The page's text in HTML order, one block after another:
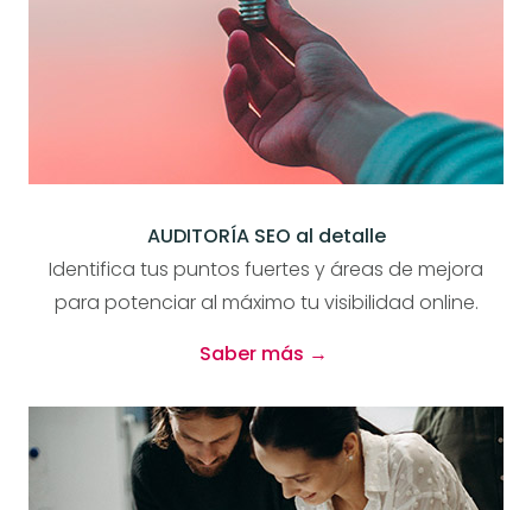
AUDITORÍA SEO al detalle
Identifica tus puntos fuertes y áreas de mejora
para potenciar al máximo tu visibilidad online.
Saber más →